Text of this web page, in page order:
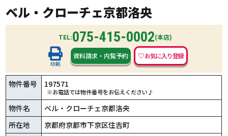
ベル・クローチェ京都洛央
TEL:075-415-0002(本店)
印刷
資料請求 ・ 内覧予約
物件番号 197571
※お電話では物件番号をお伝えください♪
物件名
ベル・クローチェ京都洛央
所在地
京都府京都市下京区住吉町